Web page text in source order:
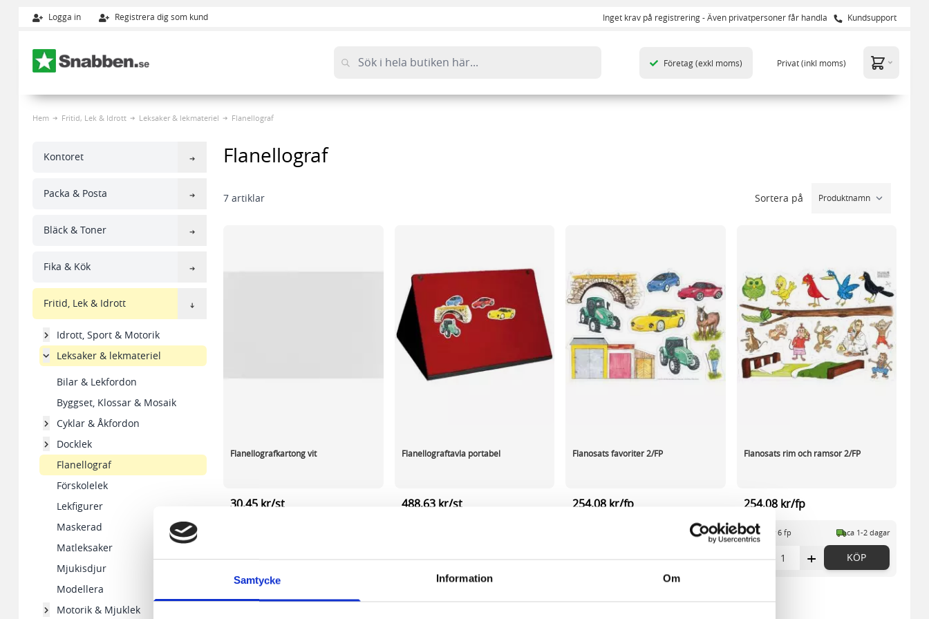
Samtycke Information Om
Logga in Registrera dig som kund Inget krav på registrering - Även privatpersoner får handla Kundsupport
Företag(exkl moms) Privat(inkl moms)
Hem Fritid, Lek & Idrott Leksaker & lekmateriel Flanellograf
Kontoret
Packa & Posta
Bläck & Toner
Fika & Kök
Fritid, Lek & Idrott
Idrott, Sport & Motorik
Leksaker & lekmateriel
Bilar & Lekfordon
Byggset, Klossar & Mosaik
Cyklar & Åkfordon
Docklek
Flanellograf
Förskolelek
Lekfigurer
Maskerad
Matleksaker
Mjukisdjur
Modellera
Motorik & Mjuklek
Flanellograf
7 artiklar Sortera på
Flanellografkartong vit
30,45 kr/st
- + KÖP
Flanellograftavla portabel
488,63 kr/st
- + KÖP
Flanosats favoriter 2/FP
254,08 kr/fp
ca 1-2 dagar
- + KÖP
Flanosats rim och ramsor 2/FP
254,08 kr/fp
I lager 6 fp ca 1-2 dagar
- + KÖP